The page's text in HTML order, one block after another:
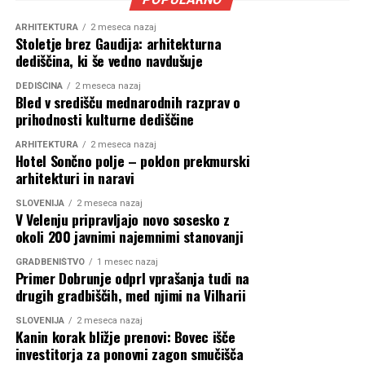
da dokončani objekt ni varen ali primeren za uporabo.
Pri odločanju o uporabnem dovoljenju je namreč
bistveno predvsem stanje dokončanega objekta.
Ministrstvo je poleg novega zapora v Dobrunjah navedlo
še več projektov, pri katerih so bile zaznane podobne
pomanjkljivosti. Med njimi so stanovanjsko naselje
Dr. Ulises Rojas-Alva
Vodilni raziskovalec: Dr. Ulises Rojas-
the world at 1,000 meters
by
2028.pic.twitter.com/05fFO
4tDvr
— Massimo (@Rainmaker1973)
Med ključnimi arhitekturnimi in turističnimi poudarki bo
tako imenovana »terasa v nebesih« v 157. nadstropju, ki
bo dostopna javnosti in naj bi postala najvišja razgledna
točka na svetu. Objekt bo opremljen tudi z 59 ultrahitimi
dvigali, pri čemer bodo nekatera dosegala hitrosti do 10
metrov na sekundo in omogočala učinkovito vertikalno
povezavo znotraj te izjemne megastrukture.
ARHITEKTURA 2 meseca nazaj
Stoletje brez Gaudija: arhitekturna
dediščina, ki še vedno navdušuje
DEDIŠČINA 2 meseca nazaj
Bled v središču mednarodnih razprav o
prihodnosti kulturne dediščine
ARHITEKTURA 2 meseca nazaj
Hotel Sončno polje – poklon prekmurski
arhitekturi in naravi
SLOVENIJA 2 meseca nazaj
V Velenju pripravljajo novo sosesko z
okoli 200 javnimi najemnimi stanovanji
GRADBENIŠTVO 1 mesec nazaj
Primer Dobrunje odprl vprašanja tudi na
drugih gradbiščih, med njimi na Vilharii
SLOVENIJA 2 meseca nazaj
Kanin korak bližje prenovi: Bovec išče
investitorja za ponovni zagon smučišča